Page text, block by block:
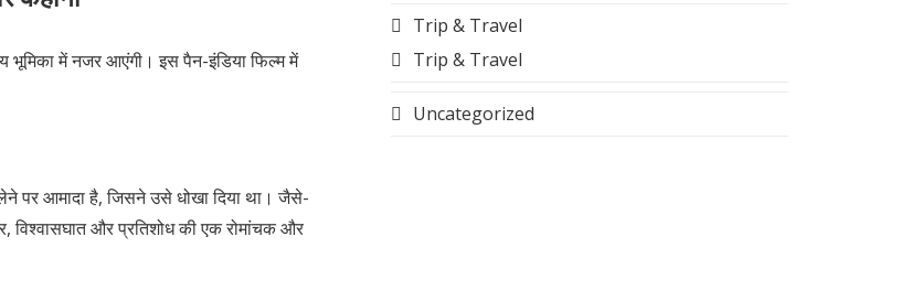
में नजर आएंगी। इस पैन-इंडिया फिल्म में
पर आमादा है, जिसने उसे धोखा दिया था। जैसे-
विश्वासघात और प्रतिशोध की एक रोमांचक और
Trip & Travel
Trip & Travel
Uncategorized